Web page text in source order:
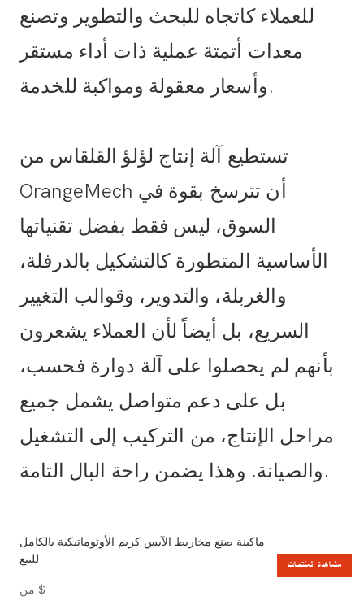
للعملاء كاتجاه للبحث والتطوير وتصنع
معدات أتمتة عملية ذات أداء مستقر
وأسعار معقولة ومواكبة للخدمة.
تستطيع آلة إنتاج لؤلؤ القلقاس من
OrangeMech أن تترسخ بقوة في
السوق، ليس فقط بفضل تقنياتها
الأساسية المتطورة كالتشكيل بالدرفلة،
والغربلة، والتدوير، وقوالب التغيير
السريع، بل أيضاً لأن العملاء يشعرون
بأنهم لم يحصلوا على آلة دوارة فحسب،
بل على دعم متواصل يشمل جميع
مراحل الإنتاج، من التركيب إلى التشغيل
والصيانة. وهذا يضمن راحة البال التامة.
ماكينة صنع مخاريط الآيس كريم الأوتوماتيكية بالكامل
للبيع
$
مشاهدة المنتجات